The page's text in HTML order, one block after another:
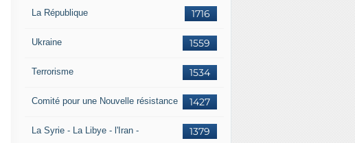
1716
La République
1559
Ukraine
1534
Terrorisme
1427
Comité pour une Nouvelle résistance
1379
La Syrie - La Libye - l'Iran -